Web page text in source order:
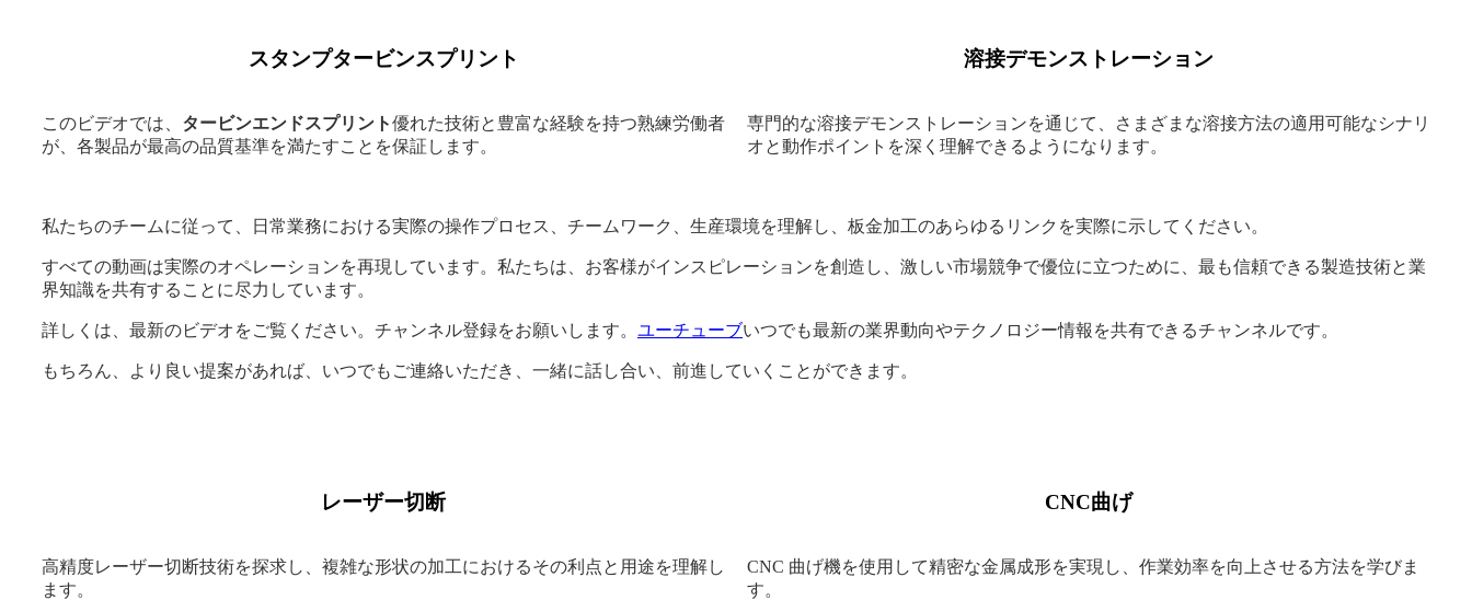
スタンプタービンスプリント
このビデオでは、 タービンエンドスプリント優れた技術と豊富な経験を持つ熟練労働者
が、各製品が最高の品質基準を満たすことを保証します。
溶接デモンストレーション
専門的な溶接デモンストレーションを通じて、さまざまな溶接方法の適用可能なシナリ
オと動作ポイントを深く理解できるようになります。
私たちのチームに従って、日常業務における実際の操作プロセス、チームワーク、生産環境を理解し、板金加工のあらゆるリンクを実際に示してください。
すべての動画は実際のオペレーションを再現しています。私たちは、お客様がインスピレーションを創造し、激しい市場競争で優位に立つために、最も信頼できる製造技術と業
界知識を共有することに尽力しています。
詳しくは、最新のビデオをご覧ください。チャンネル登録をお願いします。 ユーチューブいつでも最新の業界動向やテクノロジー情報を共有できるチャンネルです。
もちろん、より良い提案があれば、いつでもご連絡いただき、一緒に話し合い、前進していくことができます。
レーザー切断
高精度レーザー切断技術を探求し、複雑な形状の加工におけるその利点と用途を理解し
ます。
CNC曲げ
CNC 曲げ機を使用して精密な金属成形を実現し、作業効率を向上させる方法を学びま
す。